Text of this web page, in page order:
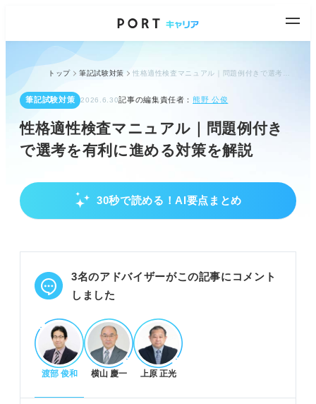
トップ 筆記試験対策
筆記試験対策 2026.6.30記事の編集責任者：熊野 公俊
性格適性検査マニュアル｜問題例付き
で選考を有利に進める対策を解説
30秒で読める！AI要点まとめ
性格適性検査の基本と選考での重要性
実施する。
嘘や矛盾、極端な解答は不合格につながるため注意
POINT：ライスケールで虚偽傾向を測るため、正直
な回答が重要視される。
性格適性検査の対策法
3名のアドバイザーがこの記事にコメント
しました
渡部 俊和 横山 慶一 上原 正光